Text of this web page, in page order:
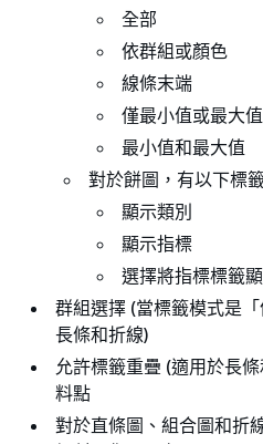
全部
依群組或顏色
線條末端
僅最小值或最大值
最小值和最大值
對於餅圖，有以下標
顯示類別
顯示指標
選擇將指標標籤
群組選擇 (當標籤模式是
長條和折線)
允許標籤重疊 (適用於長
料點
對於直條圖、組合圖和折